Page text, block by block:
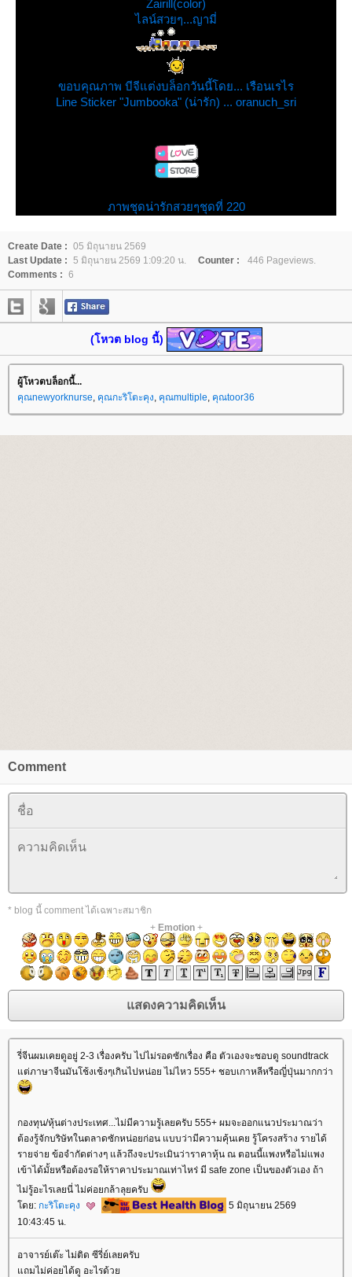
Zairill(color)
ไลน์สวยๆ...ญามี่
ขอบคุณภาพ บีจีแต่งบล็อกวันนี้โดย... เรือนเรไร
Line Sticker "Jumbooka" (น่ารัก) ... oranuch_sri
ภาพชุดน่ารักสวยๆชุดที่ 220
Create Date : 05 มิถุนายน 2569
Last Update : 5 มิถุนายน 2569 1:09:20 น. Counter :
446 Pageviews.
Comments : 6
(โหวต blog นี้)
ผู้โหวตบล็อกนี้...
คุณnewyorknurse คุณกะริโตะคุง คุณmultiple คุณtoor36
Comment
* blog นี้ comment ได้เฉพาะสมาชิก
+ Emotion+
รี่จีนผมเคยดูอยู่ 2-3 เรื่องครับ ไปไม่รอดซักเรื่อง คือ ตัวเองจะชอบดู soundtrack
ต่ภาษาจีนมันโช้งเช้งๆเกินไปหน่อย ไม่ไหว 555+ ชอบเกาหลีหรือญี่ปุ่นมากกว่า
กองทุน/หุ้นต่างประเทศ...ไม่มีความรู้เลยครับ 555+ ผมจะออกแนวประมาณว่า
ต้องรู้จักบริษัทในตลาดซักหน่อยก่อน แบบว่ามีความคุ้นเคย รู้โครงสร้าง รายได้
รายจ่าย ข้อจำกัดต่างๆ แล้วถึงจะประเมินว่าราคาหุ้น ณ ตอนนี้แพงหรือไม่แพง
เข้าได้มั้ยหรือต้องรอให้ราคาประมาณเท่าไหร่ มี safe zone เป็นของตัวเอง ถ้า
ไม่รู้อะไรเลยนี่ ไม่ค่อยกล้าลุยครับ
ดย: กะริโตะคุง
5 มิถุนายน 2569
10:43:45 น.
อาจารย์เต๊ะ ไม่ติด ซีรี่ย์เลยครับ
ถมไม่ค่อยได้ดู อะไรด้ว